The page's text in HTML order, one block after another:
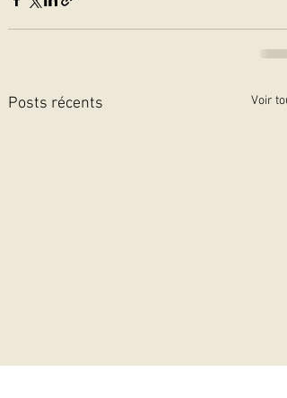
Posts récents Voir tout